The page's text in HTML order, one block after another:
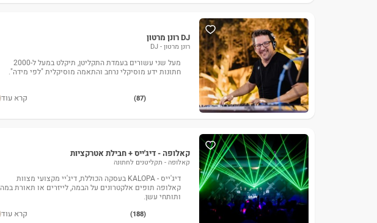
DJ רונן מרטון
רונן מרטון - DJ
מעל שני עשורים בעמדת התקליטן, תיקלט במעל ל-2000
חתונות ידע מוסיקלי נרחב והתאמה מוסיקלית "לפי מידה".
(87) קרא עוד
קאלופה - דיג'ייס + חבילת אטרקציות
קאלופה - תקליטנים לחתונה
דיג'ייס - KALOPA בעסקה הכוללת, דיג'יי מקצועי מצוות
קאלופה תופים אלקטרונים על הבמה, לייזרים או תאורת במה
ותותחי עשן.
(188) קרא עוד